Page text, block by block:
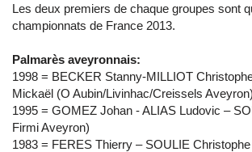
Les deux premiers de chaque groupes sont
championnats de France 2013.
Palmarès aveyronnais:
1998 = BECKER Stanny-MILLIOT
Mickaël (O Aubin/Livinhac/Creissels Aveyron)
1995 = GOMEZ Johan - ALIAS Ludovic –
Firmi Aveyron)
1983 = FERES Thierry – SOULIE